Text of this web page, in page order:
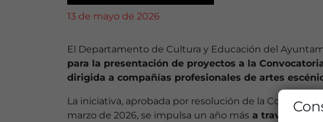
13 de mayo de 2026
El Departamento de Cultura y Educación del
para la presentación de proyectos a la
dirigida a compañías profesionales de artes
La iniciativa, aprobada por resolución de la Concejala
marzo de 2026, se impulsa un año más a través de la